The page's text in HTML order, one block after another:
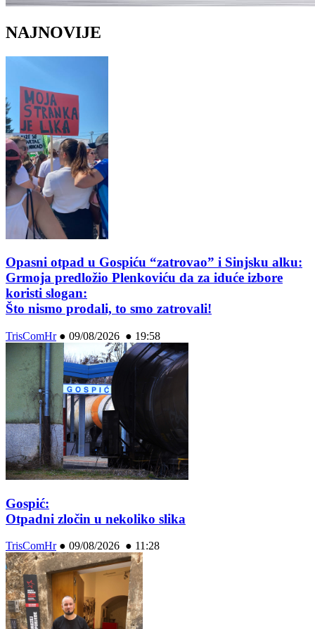
NAJNOVIJE
Opasni otpad u Gospiću “zatrovao” i Sinjsku alku:
Grmoja predložio Plenkoviću da za iduće izbore
koristi slogan:
Što nismo prodali, to smo zatrovali!
TrisComHr● 09/08/2026 ● 19:58
Gospić:
Otpadni zločin u nekoliko slika
TrisComHr● 09/08/2026 ● 11:28